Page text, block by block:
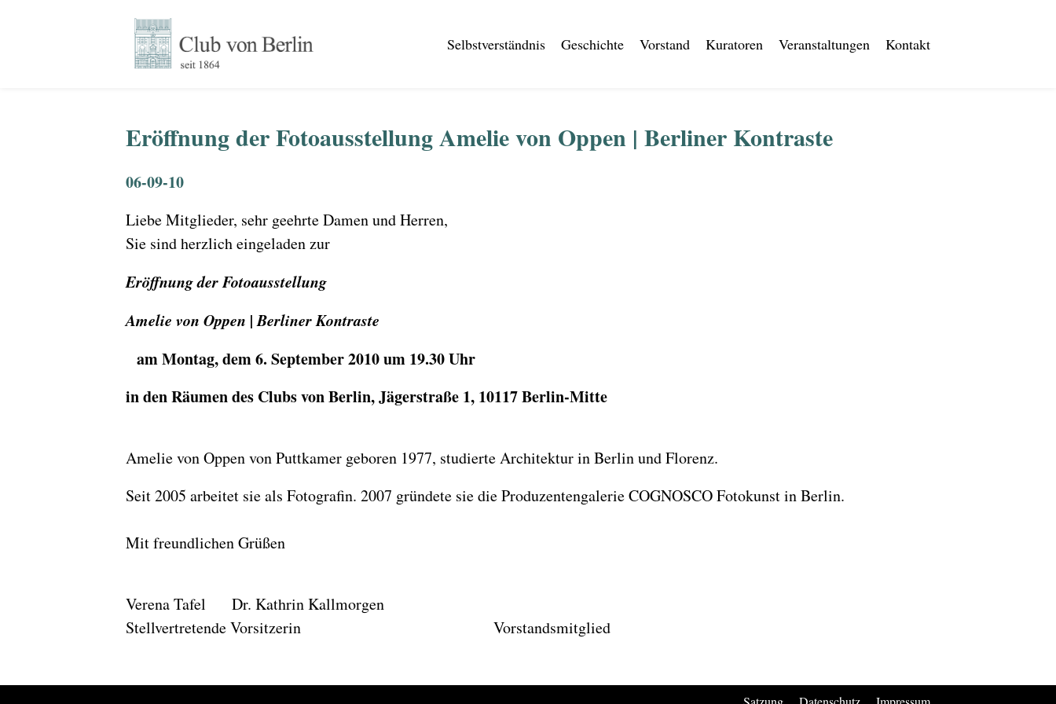
Selbstverständnis Geschichte Vorstand Kuratoren Veranstaltungen Kontakt
Eröffnung der Fotoausstellung Amelie von Oppen | Berliner Kontraste
06-09-10
Liebe Mitglieder, sehr geehrte Damen und Herren,
Sie sind herzlich eingeladen zur
Eröffnung der Fotoausstellung
Amelie von Oppen | Berliner Kontraste
am Montag, dem 6. September 2010 um 19.30 Uhr
in den Räumen des Clubs von Berlin, Jägerstraße 1, 10117 Berlin-Mitte
Amelie von Oppen von Puttkamer geboren 1977, studierte Architektur in Berlin und Florenz.
Seit 2005 arbeitet sie als Fotografin. 2007 gründete sie die Produzentengalerie COGNOSCO Fotokunst in Berlin.
Mit freundlichen Grüßen
Verena Tafel Dr. Kathrin Kallmorgen
Stellvertretende Vorsitzerin Vorstandsmitglied